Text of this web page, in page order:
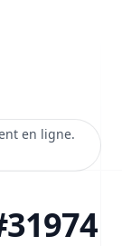
en ligne.